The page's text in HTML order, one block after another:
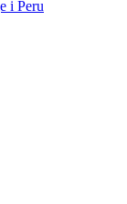
i Peru